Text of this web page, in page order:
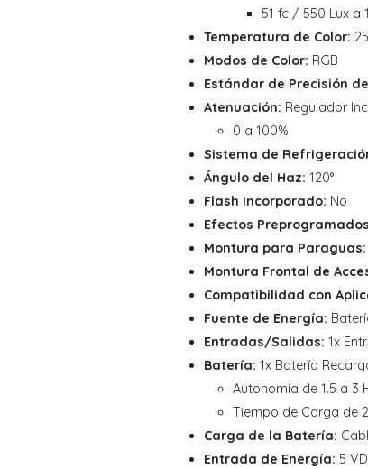
51 fc / 550 Lux a
Temperatura de Color:
Modos de Color: RGB
Estándar de Precisión
Atenuación: Regulador
0 a 100%
Sistema de
Ángulo del Haz: 120°
Flash Incorporado: No
Efectos
Montura para Paraguas:
Montura Frontal de
Compatibilidad con
Fuente de Energía:
Entradas/Salidas: 1x
Batería: 1x Batería
Autonomía de 1.5 a 3
Tiempo de Carga de
Carga de la Batería:
Entrada de Energía: 5